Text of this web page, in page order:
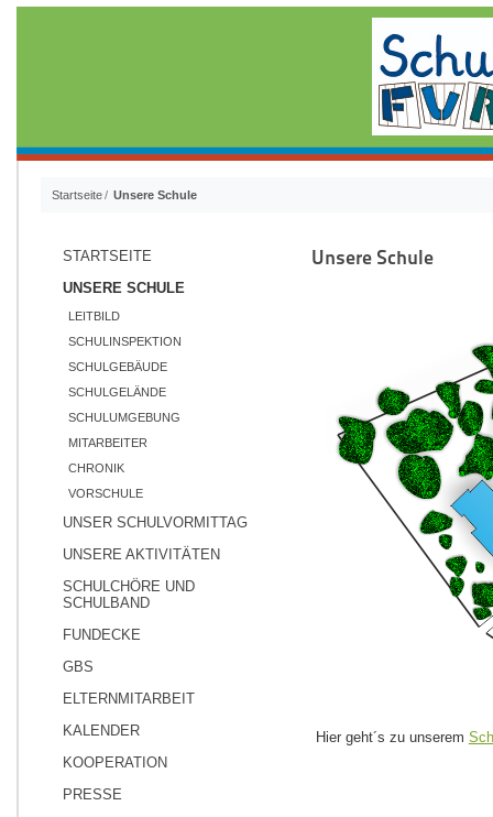
Startseite Unsere Schule
STARTSEITE
UNSERE SCHULE
LEITBILD
SCHULINSPEKTION
SCHULGEBÄUDE
SCHULGELÄNDE
SCHULUMGEBUNG
MITARBEITER
CHRONIK
VORSCHULE
UNSER SCHULVORMITTAG
UNSERE AKTIVITÄTEN
SCHULCHÖRE UND
SCHULBAND
FUNDECKE
GBS
ELTERNMITARBEIT
KALENDER
KOOPERATION
PRESSE
Unsere Schule
Hier geht´s zu unserem